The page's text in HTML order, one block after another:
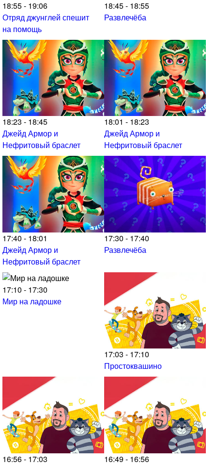
18:55 - 19:06
Отряд джунглей спешит
на помощь
18:45 - 18:55
Развлечёба
18:23 - 18:45
Джейд Армор и
Нефритовый браслет
18:01 - 18:23
Джейд Армор и
Нефритовый браслет
17:40 - 18:01
Джейд Армор и
Нефритовый браслет
17:30 - 17:40
Развлечёба
17:10 - 17:30
Мир на ладошке
17:03 - 17:10
Простоквашино
16:56 - 17:03
16:49 - 16:56